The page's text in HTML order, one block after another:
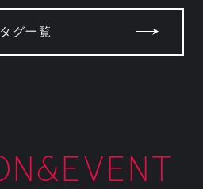
タグ一覧